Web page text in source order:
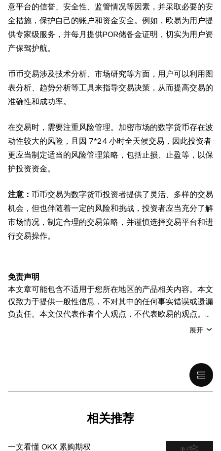
意平台的信誉、安全性、监管情况等因素，并采取必要的安
全措施，保护自己的账户和资金安全。例如，欧易为用户提
供专家级服务，并每月提供POR储备金证明，切实为用户资
产保驾护航。
币币交易涉及技术分析、市场研究等方面，用户可以利用图
表分析、趋势分析等工具来指导交易决策，从而提高交易的
准确性和成功率。
在交易时，需要注重风险管理。加密市场的数字货币存在波
动性较大的风险，且因 7*24 小时全天候交易，因此投资者
更应当制定适当的风险管理策略，包括止损、止盈等，以保
护投资资金。
注意： 币币交易为数字货币投资者提供了灵活、多样的交易
机会，但也伴随着一定的风险和挑战，投资者应当充分了解
市场情况，制定合理的交易策略，并谨慎选择交易平台和进
行交易操作。
免责声明
本文章可能包含不适用于您所在地区的产品相关内容。本文
仅致力于提供一般性信息，不对其中的任何事实错误或遗漏
负责任。本文仅代表作者个人观点，不代表欧易的观点。
本文无意提供以下任何建议，包括但不限于：(i) 投资建议
(包括稳定币) 涉及高风险，可能会大幅波动，甚至变得毫无
价值。您应根据自己的财务状况仔细考虑交易或持有数字资
产是否适合您。有关您具体情况的问题，请咨询您的法律/
计信息，如果有) 仅供一般参考之用。尽管我们在准备这些
数据和图表时已采取了所有合理的谨慎措施，但对于此处表
展开
相关推荐
一文看懂 OKX 累购期权